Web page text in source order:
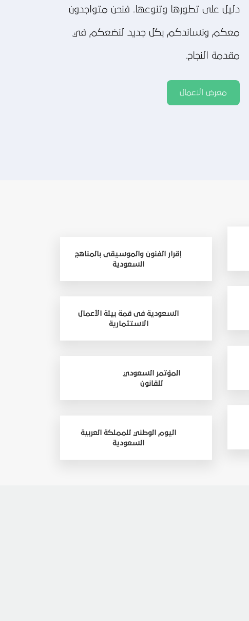
دليل على تطورها وتنوعها. فنحن متواجدون
معكم ونساندكم بكل جديد لنضعكم في
مقدمة النجاح.
معرض الاعمال
إقرار الفنون والموسيقى بالمناهج
السعودية
السعودية فى قمة بيئة الأعمال
الاستثمارية
المؤتمر السعودي
للقانون
اليوم الوطني للمملكة العربية
السعودية